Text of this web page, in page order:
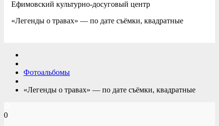
Ефимовский культурно-досуговый центр
«Легенды о травах» — по дате съёмки, квадратные
Фотоальбомы
«Легенды о травах» — по дате съёмки, квадратные
0